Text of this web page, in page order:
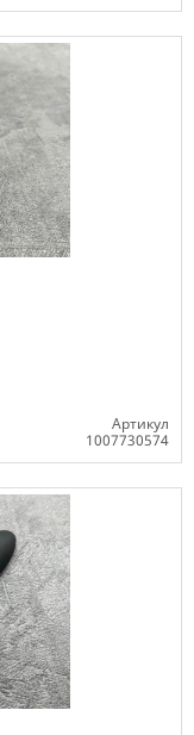
Артикул
1007730574